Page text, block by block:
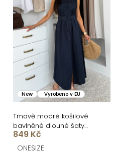
p
r
d
u
t
ů
p
i
s
p
r
o
d
u
k
New Vyrobeno v EU
Tmavě modré košilové
bavlněné dlouhé šaty
FLORENTE
849 Kč
ONESIZE